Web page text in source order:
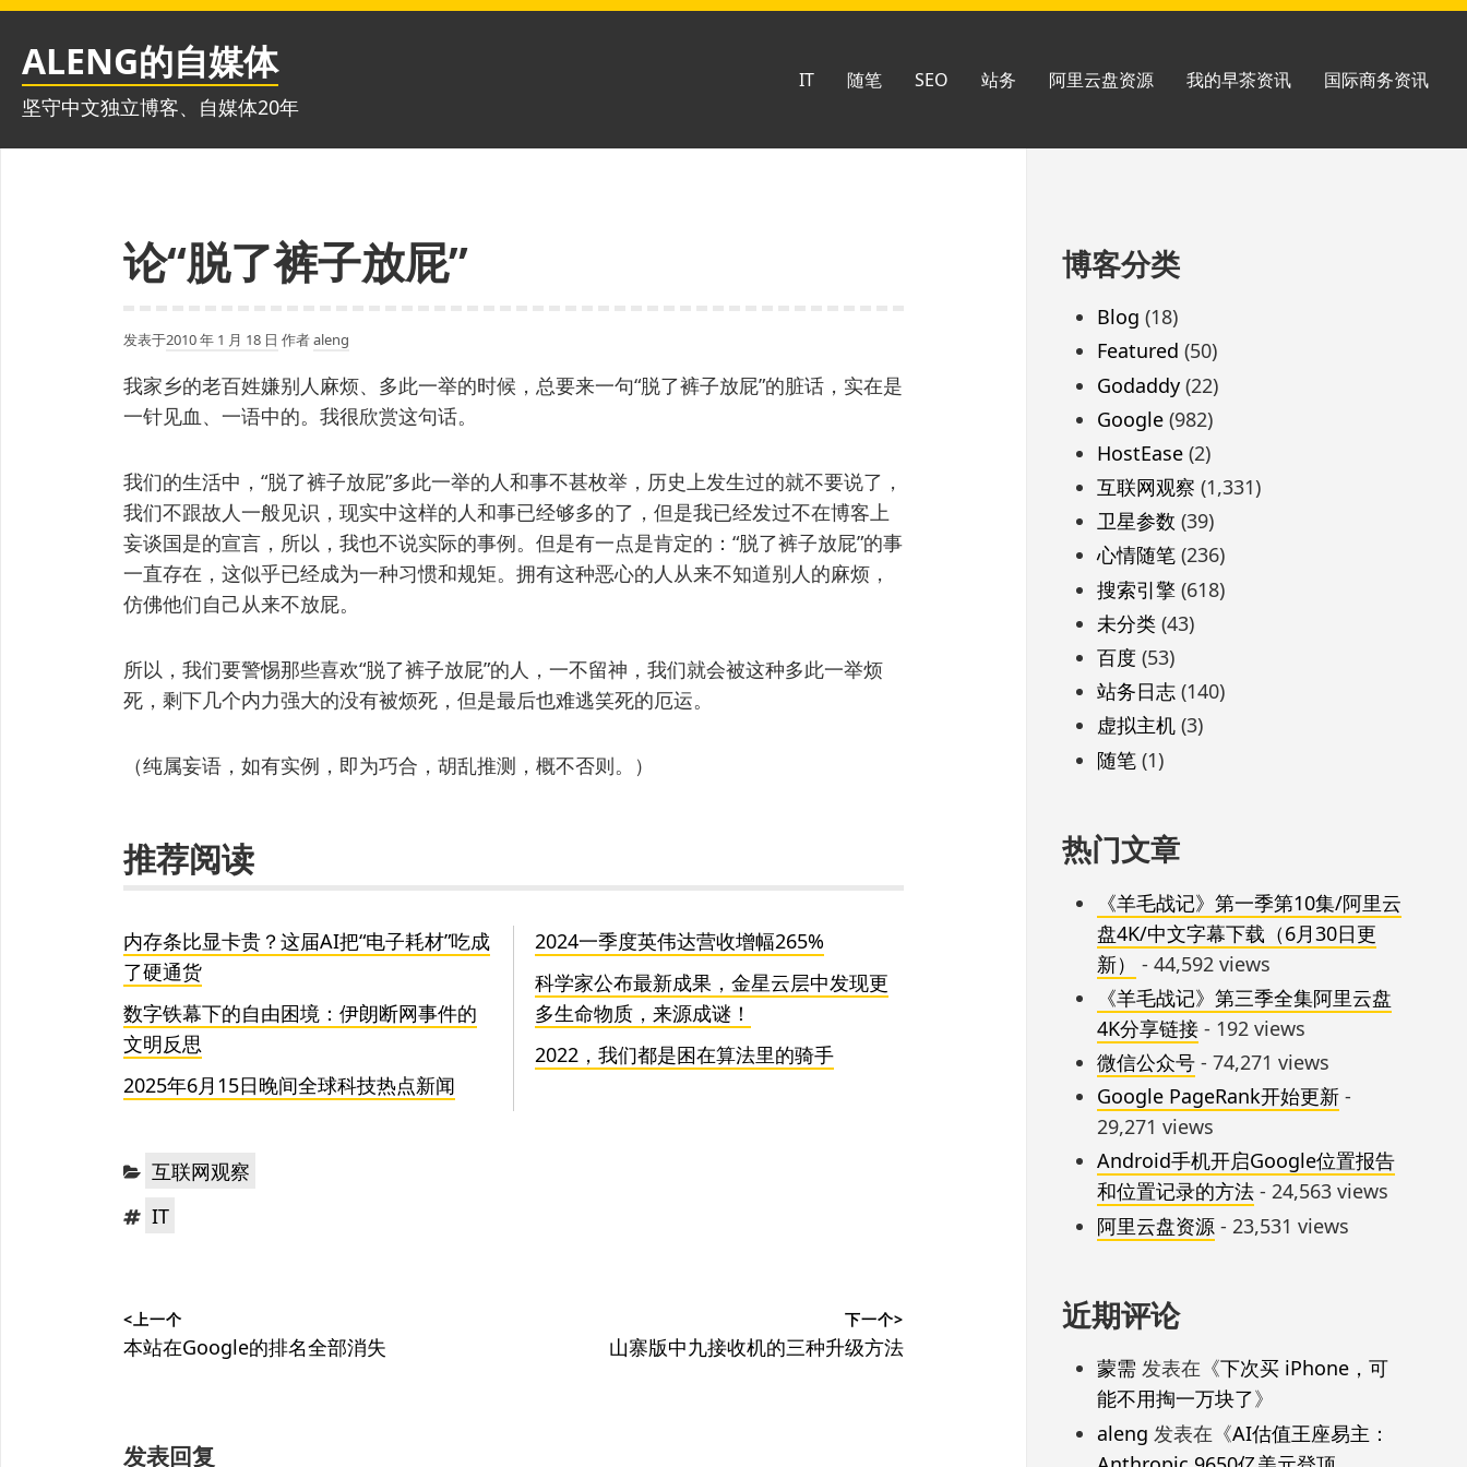
跳
ALENG的自媒体
坚守中文独立博客、自媒体20年
IT 随笔 SEO 站务 阿里云盘资源 我的早茶资讯 国际商务资讯
论“脱了裤子放屁”
发表于2010 年 1 月 18 日 作者aleng
我家乡的老百姓嫌别人麻烦、多此一举的时候，总要来一句“脱了裤子放屁”的脏话，实在是
一针见血、一语中的。我很欣赏这句话。
我们的生活中，“脱了裤子放屁”多此一举的人和事不甚枚举，历史上发生过的就不要说了，
我们不跟故人一般见识，现实中这样的人和事已经够多的了，但是我已经发过不在博客上
妄谈国是的宣言，所以，我也不说实际的事例。但是有一点是肯定的：“脱了裤子放屁”的事
一直存在，这似乎已经成为一种习惯和规矩。拥有这种恶心的人从来不知道别人的麻烦，
仿佛他们自己从来不放屁。
所以，我们要警惕那些喜欢“脱了裤子放屁”的人，一不留神，我们就会被这种多此一举烦
死，剩下几个内力强大的没有被烦死，但是最后也难逃笑死的厄运。
（纯属妄语，如有实例，即为巧合，胡乱推测，概不否则。）
推荐阅读
内存条比显卡贵？这届AI把“电子耗材”吃成
了硬通货
数字铁幕下的自由困境：伊朗断网事件的
文明反思
2025年6月15日晚间全球科技热点新闻
2024一季度英伟达营收增幅265%
科学家公布最新成果，金星云层中发现更
多生命物质，来源成谜！
2022，我们都是困在算法里的骑手
分 互联网观察
标 IT
章
航
<上一个
上
章：
本站在Google的排名全部消失
下一个>
下
山寨版中九接收机的三种升级方法
发表回复
至
脚
博客分类
Blog (18)
Featured (50)
Godaddy(22)
Google(982)
HostEase(2)
互联网观察 (1,331)
卫星参数 (39)
心情随笔(236)
搜索引擎 (618)
未分类(43)
百度 (53)
站务日志(140)
虚拟主机(3)
随笔(1)
热门文章
《羊毛战记》第一季第10集/阿里云
盘4K/中文字幕下载（6月30日更
新）
- 44,592 views
《羊毛战记》第三季全集阿里云盘
4K分享链接- 192 views
微信公众号- 74,271 views
Google PageRank开始更新-
29,271 views
Android手机开启Google位置报告
和位置记录的方法- 24,563 views
阿里云盘资源- 23,531 views
近期评论
蒙需发表在《下次买 iPhone，可
能不用掏一万块了》
aleng 发表在《AI估值王座易主：